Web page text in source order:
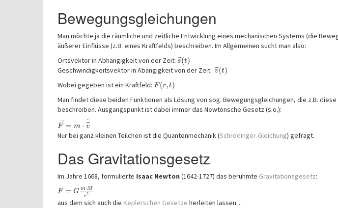
Bewegungsgleichungen
Man möchte ja die räumliche und zeitliche Entwicklung eines mechanischen Systems (die
äußerer Einflüsse (z.B. eines Kraftfelds) beschreiben. Im Allgemeinen sucht man also:
Ortsvektor in Abhängigkeit von der Zeit: s⃗(t)
Geschwindigkeitsvektor in Abängigkeit von der Zeit: v⃗
(t)
Wobei gegeben ist ein Kraftfeld: F(r,t)
Man findet diese beiden Funktionen als Lösung von sog. Bewegungsgleichungen, die z.B.
beschreiben. Ausgangspunkt ist dabei immer das Newtonsche Gesetz (s.o.):
F ⃗ = m ⋅ v⃗
˙
Nur bei ganz kleinen Teilchen ist die Quantenmechanik (Schrödinger-Gleichung) gefragt.
Das Gravitationsgesetz
Im Jahre 1668, formulierte Isaac Newton (1642-1727) das berühmte Gravitationsgesetz:
F = G m⋅M
r2
aus dem sich auch die Keplerschen Gesetze herleiten lassen…